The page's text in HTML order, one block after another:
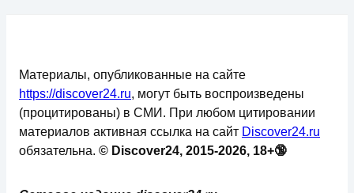
Материалы, опубликованные на сайте
https://discover24.ru, могут быть воспроизведены
(процитированы) в СМИ. При любом цитировании
материалов активная ссылка на сайт Discover24.ru
обязательна. © Discover24, 2015-2026, 18+🔞